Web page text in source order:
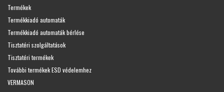
Termékek
Termékkiadó automaták
Termékkiadó automaták bérlése
Tisztatéri szolgáltatások
Tisztatéri termékek
További termékek ESD védelemhez
VERMASON